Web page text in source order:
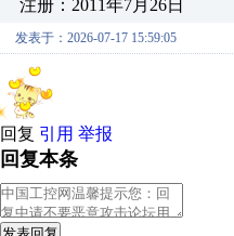
注册：2011年7月26日
发表于：2026-07-17 15:59:05
回复 引用 举报
回复本条